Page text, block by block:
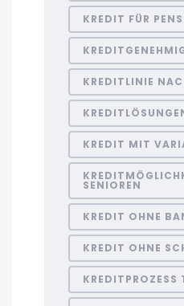
KREDIT FÜR
KREDITLINIE
KREDIT MIT
SENIOREN
KREDIT OHNE
KREDIT OHNE
KREDITPROZESS